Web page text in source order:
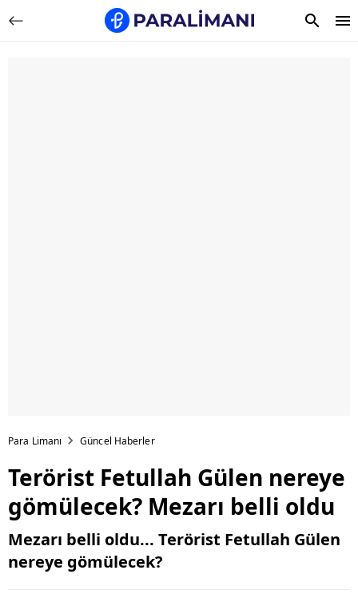
Para Limanı Güncel Haberler
Terörist Fetullah Gülen nereye
gömülecek? Mezarı belli oldu
Mezarı belli oldu... Terörist Fetullah Gülen
nereye gömülecek?